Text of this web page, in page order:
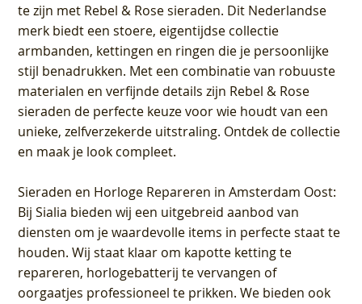
te zijn met Rebel & Rose sieraden. Dit Nederlandse
merk biedt een stoere, eigentijdse collectie
armbanden, kettingen en ringen die je persoonlijke
stijl benadrukken. Met een combinatie van robuuste
materialen en verfijnde details zijn Rebel & Rose
sieraden de perfecte keuze voor wie houdt van een
unieke, zelfverzekerde uitstraling. Ontdek de collectie
en maak je look compleet.
Sieraden en Horloge Repareren in Amsterdam Oost:
Bij Sialia bieden wij een uitgebreid aanbod van
diensten om je waardevolle items in perfecte staat te
houden. Wij staat klaar om kapotte ketting te
repareren, horlogebatterij te vervangen of
oorgaatjes professioneel te prikken. We bieden ook